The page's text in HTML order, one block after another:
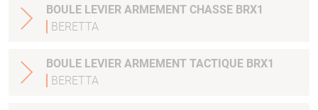
BOULE LEVIER ARMEMENT CHASSE BRX1
BERETTA
BOULE LEVIER ARMEMENT TACTIQUE BRX1
BERETTA